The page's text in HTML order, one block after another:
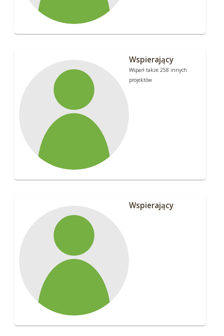
Wspierający
Wsparł także 258 innych
projektów
Wspierający